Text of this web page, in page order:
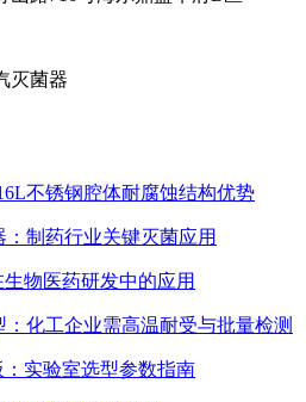
灭菌器
不锈钢腔体耐腐蚀结构优势
制药行业关键灭菌应用
物医药研发中的应用
化工企业需高温耐受与批量检测
：实验室选型参数指南